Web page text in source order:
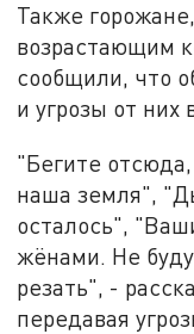
Также
возрастающим
сообщили, что
и угрозы от них
"Бегите
наша земля",
осталось",
жёнами. Не
резать", -
передавая